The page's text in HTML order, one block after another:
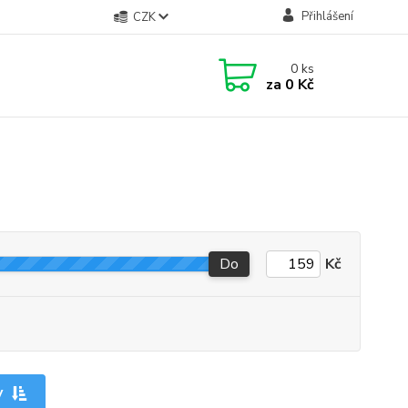
CZK Přihlášení
0ks
za 0 Kč
Do Kč